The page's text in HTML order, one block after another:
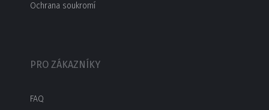
Ochrana soukromí
PRO ZÁKAZNÍKY
FAQ